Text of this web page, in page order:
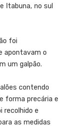
Itabuna, no sul
foi
apontavam o
um galpão.
contendo
forma precária e
recolhido e
as medidas